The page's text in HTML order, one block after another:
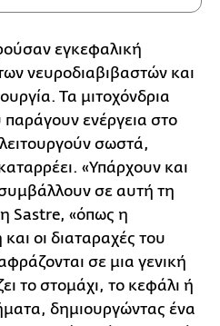
εγκεφαλική
νευροδιαβιβαστών και
Τα μιτοχόνδρια
παράγουν ενέργεια στο
σωστά,
«Υπάρχουν και
σε αυτή τη
Sastre, «όπως η
οι διαταραχές του
σε μια γενική
το στομάχι, το κεφάλι ή
δημιουργώντας ένα